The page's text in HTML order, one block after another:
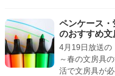
ペンケース
のおすすめ
4月19日放送
～春の文房具
活で文房具が